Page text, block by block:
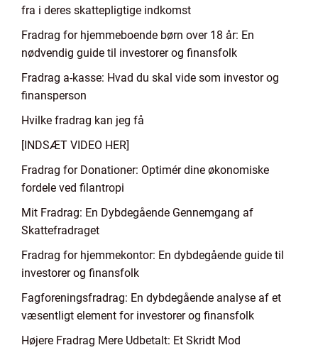
fra i deres skattepligtige indkomst
Fradrag for hjemmeboende børn over 18 år: En
nødvendig guide til investorer og finansfolk
Fradrag a-kasse: Hvad du skal vide som investor og
finansperson
Hvilke fradrag kan jeg få
[INDSÆT VIDEO HER]
Fradrag for Donationer: Optimér dine økonomiske
fordele ved filantropi
Mit Fradrag: En Dybdegående Gennemgang af
Skattefradraget
Fradrag for hjemmekontor: En dybdegående guide til
investorer og finansfolk
Fagforeningsfradrag: En dybdegående analyse af et
væsentligt element for investorer og finansfolk
Højere Fradrag Mere Udbetalt: Et Skridt Mod